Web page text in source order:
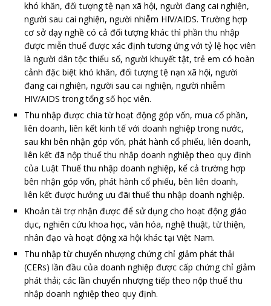
khó khăn, đối tượng tệ nạn xã hội, người đang cai nghiện,
người sau cai nghiện, người nhiễm HIV/AIDS. Trường hợp
cơ sở dạy nghề có cả đối tượng khác thì phần thu nhập
được miễn thuế được xác định tương ứng với tỷ lệ học viên
là người dân tộc thiểu số, người khuyết tật, trẻ em có hoàn
cảnh đặc biệt khó khăn, đối tượng tệ nạn xã hội, người
đang cai nghiện, người sau cai nghiện, người nhiễm
HIV/AIDS trong tổng số học viên.
Thu nhập được chia từ hoạt động góp vốn, mua cổ phần,
liên doanh, liên kết kinh tế với doanh nghiệp trong nước,
sau khi bên nhận góp vốn, phát hành cổ phiếu, liên doanh,
liên kết đã nộp thuế thu nhập doanh nghiệp theo quy định
của Luật Thuế thu nhập doanh nghiệp, kể cả trường hợp
bên nhận góp vốn, phát hành cổ phiếu, bên liên doanh,
liên kết được hưởng ưu đãi thuế thu nhập doanh nghiệp.
Khoản tài trợ nhận được để sử dụng cho hoạt động giáo
dục, nghiên cứu khoa học, văn hóa, nghệ thuật, từ thiện,
nhân đạo và hoạt động xã hội khác tại Việt Nam.
Thu nhập từ chuyển nhượng chứng chỉ giảm phát thải
(CERs) lần đầu của doanh nghiệp được cấp chứng chỉ giảm
phát thải; các lần chuyển nhượng tiếp theo nộp thuế thu
nhập doanh nghiệp theo quy định.